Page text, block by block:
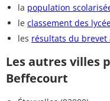
la population
le classement des
les résultats du brevet
Les autres villes
Beffecourt